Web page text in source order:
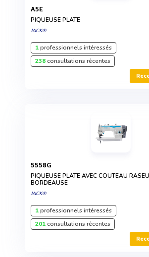
A5E
PIQUEUSE PLATE
JACK®
1professionnels intéressés
238consultations récentes
5558G
PIQUEUSE PLATE AVEC COUTEAU
BORDEAUSE
JACK®
1professionnels intéressés
201consultations récentes